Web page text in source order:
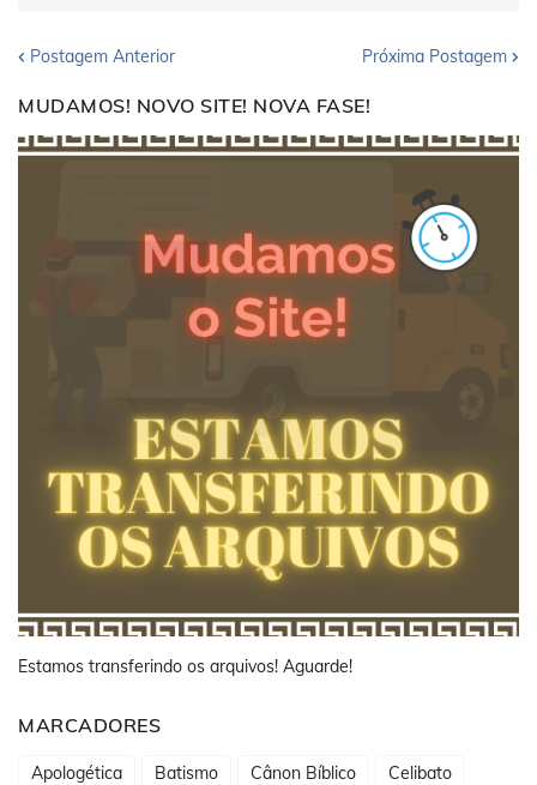
Postagem Anterior Próxima Postagem
MUDAMOS! NOVO SITE! NOVA FASE!
Estamos transferindo os arquivos! Aguarde!
MARCADORES
Apologética Batismo Cânon Bíblico
Celibato